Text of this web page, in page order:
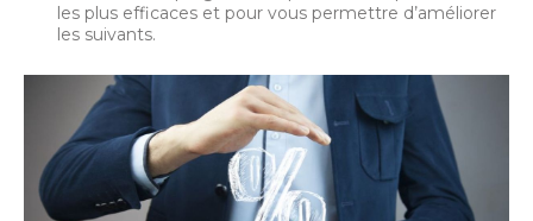
les plus efficaces et pour vous permettre d’améliorer
les suivants.